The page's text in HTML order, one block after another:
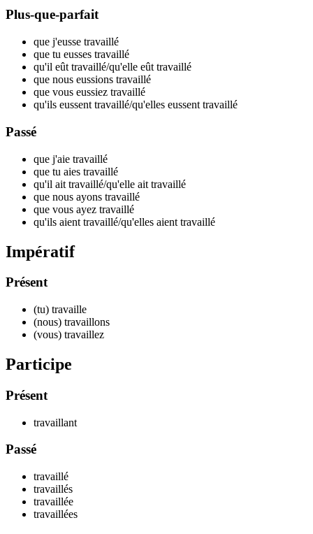
Plus-que-parfait
que j'eusse travaillé
que tu eusses travaillé
qu'il eût travaillé/qu'elle eût travaillé
que nous eussions travaillé
que vous eussiez travaillé
qu'ils eussent travaillé/qu'elles eussent travaillé
Passé
que j'aie travaillé
que tu aies travaillé
qu'il ait travaillé/qu'elle ait travaillé
que nous ayons travaillé
que vous ayez travaillé
qu'ils aient travaillé/qu'elles aient travaillé
Impératif
Présent
(tu) travaille
(nous) travaillons
(vous) travaillez
Participe
Présent
travaillant
Passé
travaillé
travaillés
travaillée
travaillées